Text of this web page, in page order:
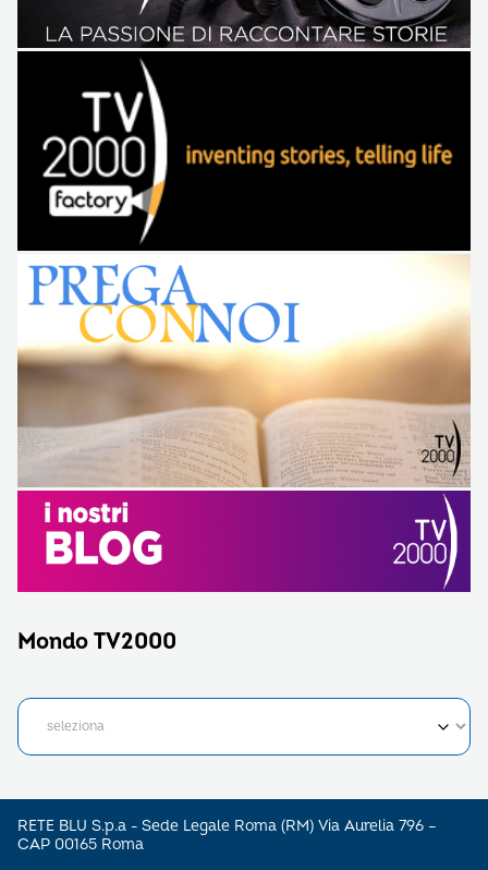
Mondo TV2000
RETE BLU S.p.a - Sede Legale Roma (RM) Via Aurelia 796 –
CAP 00165 Roma